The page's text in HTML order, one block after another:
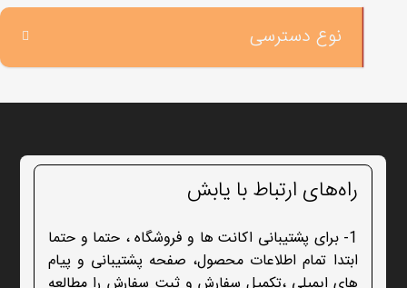
نوع دسترسی
راه‌های ارتباط با یابش
1- برای پشتیبانی اکانت ها و فروشگاه ، حتما و حتما
ابتدا تمام اطلاعات محصول، صفحه پشتیبانی و پیام